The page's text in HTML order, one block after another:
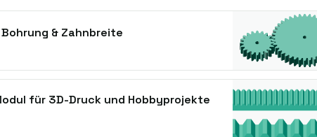
& Zahnbreite
für 3D-Druck und Hobbyprojekte